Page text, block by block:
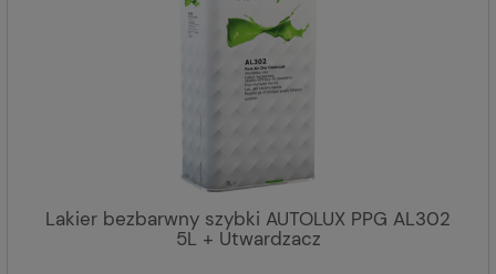
Lakier bezbarwny szybki AUTOLUX PPG AL302
5L + Utwardzacz